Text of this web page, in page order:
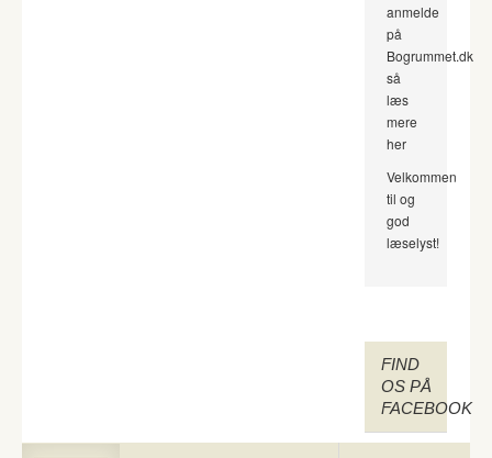
anmelde
på
Bogrummet.dk
så
læs
mere
her
Velkommen
til og
god
læselyst!
FIND
OS PÅ
FACEBOOK